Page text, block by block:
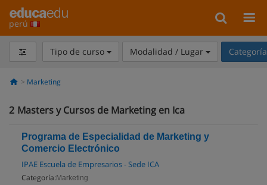
perú
Tipo de curso Modalidad / Lugar
Marketing
2 Masters y Cursos de Marketing en Ica
Programa de Especialidad de Marketing y
Comercio Electrónico
IPAE Escuela de Empresarios - Sede ICA
Categoría: Marketing